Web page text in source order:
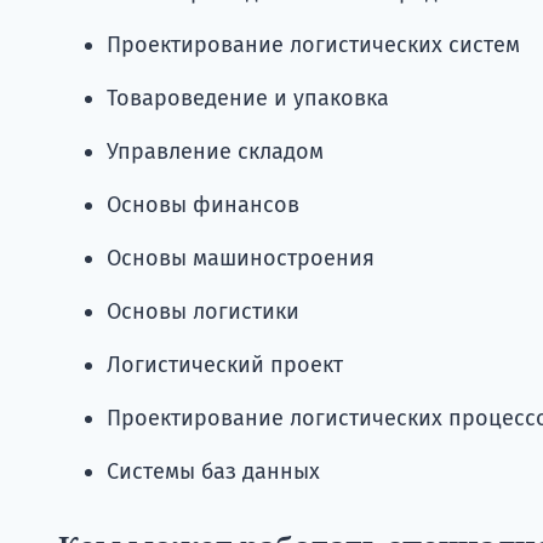
Проектирование логистических систем
Товароведение и упаковка
Управление складом
Основы финансов
Основы машиностроения
Основы логистики
Логистический проект
Проектирование логистических
Системы баз данных